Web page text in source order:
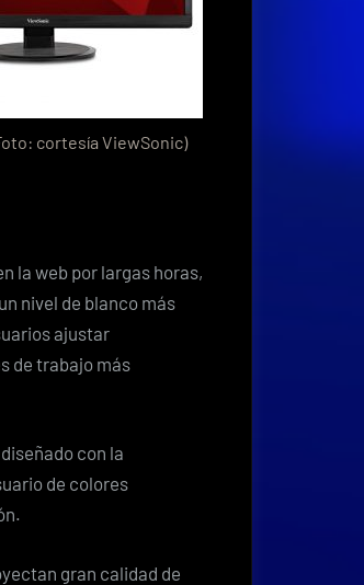
cortesía ViewSonic)
la web por largas horas,
nivel de blanco más
ajustar
de trabajo más
con la
de colores
gran calidad de